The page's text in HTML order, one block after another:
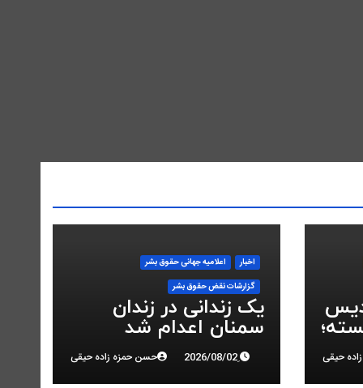
درحیقی
اخبار
اعلاميه جهانی حقوق بشر
گزارشات نقض حقوق بشر
یک زندانی در زندان
سمنان اعدام شد
حسن حمزه زاده حیقی